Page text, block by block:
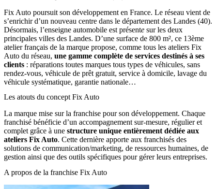
Fix Auto poursuit son développement en France. Le réseau vient de
s’enrichir d’un nouveau centre dans le département des Landes (40).
Désormais, l’enseigne automobile est présente sur les deux
principales villes des Landes. D’une surface de 800 m², ce 13ème
atelier français de la marque propose, comme tous les ateliers Fix
Auto du réseau, une gamme complète de services destinés à ses
clients : réparations toutes marques tous types de véhicules, sans
rendez-vous, véhicule de prêt gratuit, service à domicile, lavage du
véhicule systématique, garantie nationale…
Les atouts du concept Fix Auto
La marque mise sur la franchise pour son développement. Chaque
franchisé bénéficie d’un accompagnement sur-mesure, régulier et
complet grâce à une structure unique entièrement dédiée aux
ateliers Fix Auto. Cette dernière apporte aux franchisés des
solutions de communication/marketing, de ressources humaines, de
gestion ainsi que des outils spécifiques pour gérer leurs entreprises.
A propos de la franchise Fix Auto